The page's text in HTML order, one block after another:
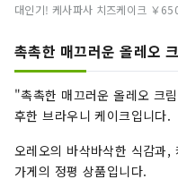
대인기! 케사파사 치즈케이크 ￥
촉촉한 매끄러운 올레오
"촉촉한 매끄러운 올레오 크
후한 브라우니 케이크입니다.
오레오의 바삭바삭한 식감과,
가게의 정평 상품입니다.